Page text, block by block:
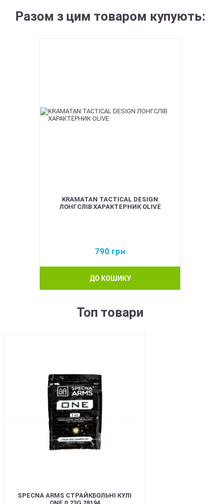
Разом з цим товаром купують:
KRAMATAN TACTICAL DESIGN
ЛОНГСЛІВ ХАРАКТЕРНИК OLIVE
790 грн
ДО КОШИКУ
Топ товари
SPECNA ARMS СТРАЙКБОЛЬНІ КУЛІ